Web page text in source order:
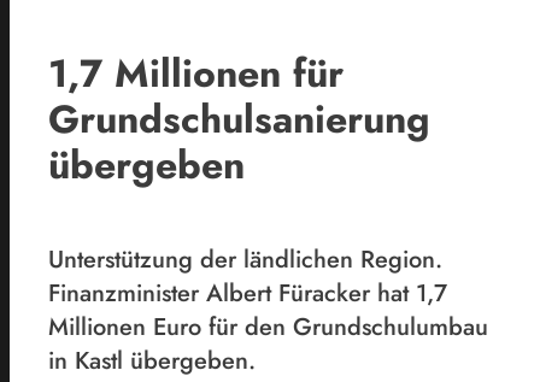
1,7 Millionen für
Grundschulsanierung
übergeben
Unterstützung der ländlichen Region.
Finanzminister Albert Füracker hat 1,7
Millionen Euro für den Grundschulumbau
in Kastl übergeben.